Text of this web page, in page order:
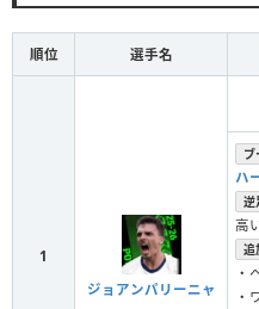
順位 選手名
1
ジョアンパリーニャ
ブ
ハ
逆
高
追
・
・